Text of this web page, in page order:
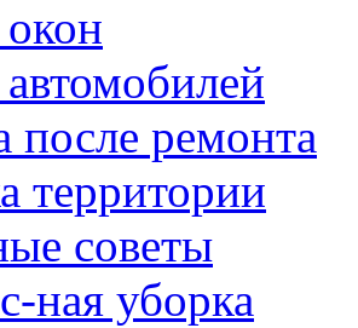
после ремонта
территории
советы
ная уборка